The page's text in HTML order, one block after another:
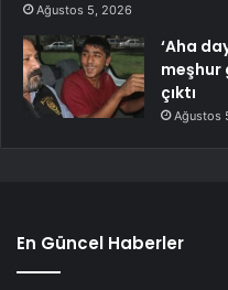
Ağustos 5, 2026
‘Aha
meşhur
çıktı
Ağustos
En Güncel Haberler